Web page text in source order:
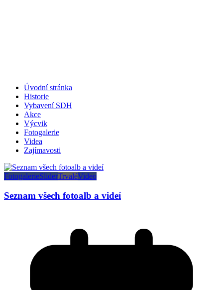
Úvodní stránka
Historie
Vybavení SDH
Akce
Výcvik
Fotogalerie
Videa
Zajímavosti
FotogalerieSliderTrvaléVideo
Seznam všech fotoalb a videí